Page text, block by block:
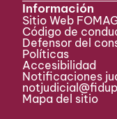
Información
Sitio Web
Código de
Defensor del
Políticas
Accesibilidad
Notificaciones
Mapa del sitio